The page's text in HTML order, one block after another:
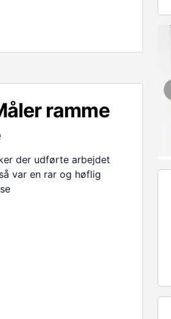
ramme
der udførte arbejdet
var en rar og høflig